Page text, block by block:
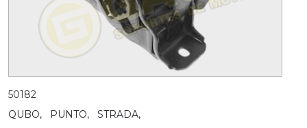
50182
QUBO,
PUNTO, STRADA,